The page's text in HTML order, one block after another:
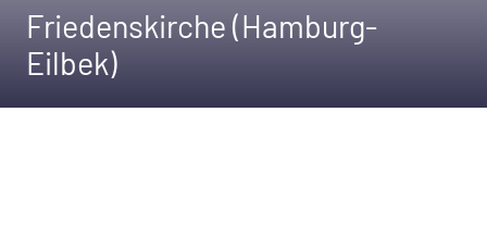
Friedenskirche (Hamburg-
Eilbek)